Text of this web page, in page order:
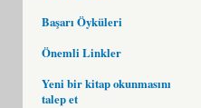
Başarı Öyküleri
Önemli Linkler
Yeni bir kitap okunmasını
talep et